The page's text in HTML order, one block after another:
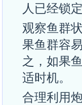
人已经锁
观察鱼群
果鱼群容
之，如果
适时机。
合理利用